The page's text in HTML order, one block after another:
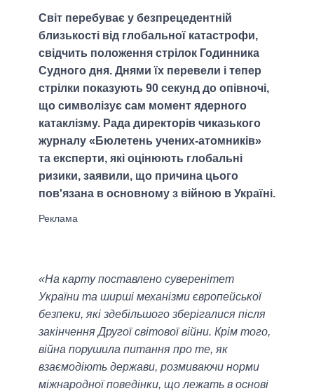
Світ перебуває у безпрецедентній
близькості від глобальної катастрофи,
свідчить положення стрілок Годинника
Судного дня. Днями їх перевели і тепер
стрілки показують 90 секунд до опівночі,
що символізує сам момент ядерного
катаклізму. Рада директорів чиказького
журналу «Бюлетень учених-атомників»
та експерти, які оцінюють глобальні
ризики, заявили, що причина цього
пов'язана в основному з війною в Україні.
«На карту поставлено суверенітет
України та ширші механізми європейської
безпеки, які здебільшого зберігалися після
закінчення Другої світової війни. Крім того,
війна порушила питання про те, як
взаємодіють держави, розмиваючи норми
міжнародної поведінки, що лежать в основі